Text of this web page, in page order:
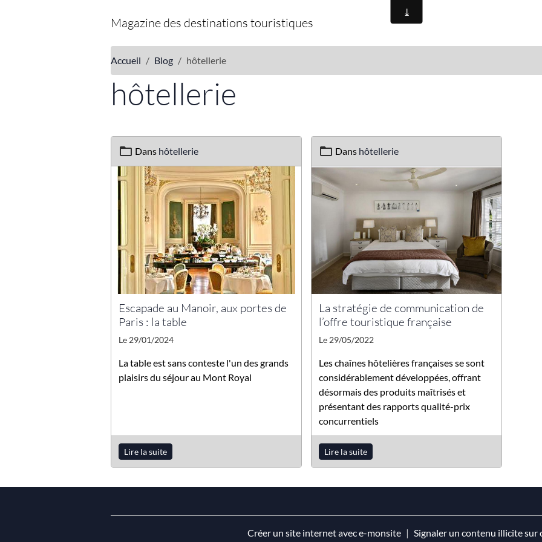
Magazine des destinations touristiques
Accueil Blog hôtellerie
hôtellerie
Dans hôtellerie
Escapade au Manoir, aux portes de
Paris : la table
Le 29/01/2024
La table est sans conteste l'un des grands
plaisirs du séjour au Mont Royal
Lire la suite
Dans hôtellerie
La stratégie de communication de
l’offre touristique française
Le 29/05/2022
Les chaînes hôtelières françaises se sont
considérablement développées, offrant
désormais des produits maîtrisés et
présentant des rapports qualité-prix
concurrentiels
Lire la suite
Créer un site internet avec e-monsite Signaler un contenu illicite sur